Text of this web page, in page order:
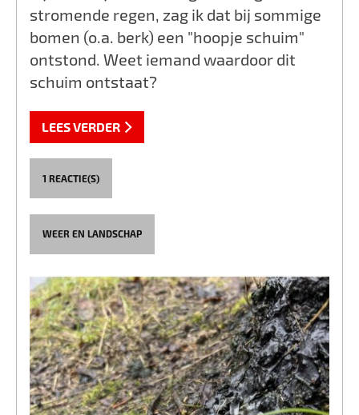
stromende regen, zag ik dat bij sommige
bomen (o.a. berk) een "hoopje schuim"
ontstond. Weet iemand waardoor dit
schuim ontstaat?
LEES VERDER
1 REACTIE(S)
WEER EN LANDSCHAP